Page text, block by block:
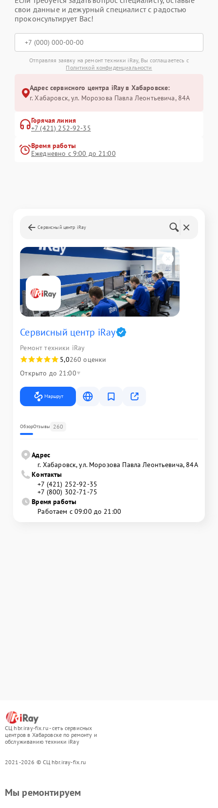
свои данные и дежурный специалист с радостью
проконсультирует Вас!
Отправляя заявку на ремонт техники iRay, Вы соглашаетесь с
Политикой конфиденциальности
Адрес сервисного центра iRay в Хабаровске:
г. Хабаровск, ул. Морозова Павла Леонтьевича, 84А
Горячая линия
+7 (421) 252-92-35
Время работы
Ежедневно с 9:00 до 21:00
Сервисный центр iRay
Сервисный центр iRay
Ремонт техники iRay
5,0260 оценки
Открыто до 21:00
Маршрут
ОбзорОтзывы 260
Адрес
г. Хабаровск, ул. Морозова Павла Леонтьевича, 84А
Контакты
+7 (421) 252-92-35
+7 (800) 302-71-75
Время работы
Работаем с 09:00 до 21:00
СЦ hbr.iray-fix.ru - сеть сервисных
центров в Хабаровске по ремонту и
обслуживанию техники iRay
2021-2026 © СЦ hbr.iray-fix.ru
Мы ремонтируем